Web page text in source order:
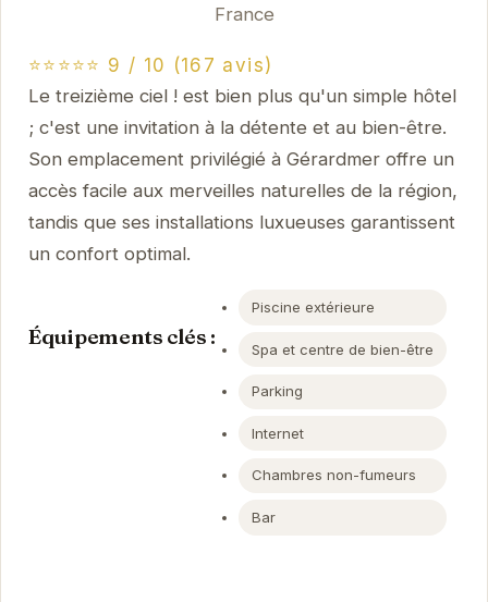
France
⭐⭐⭐⭐⭐ 9 / 10 (167 avis)
Le treizième ciel ! est bien plus qu'un simple hôtel
; c'est une invitation à la détente et au bien-être.
Son emplacement privilégié à Gérardmer offre un
accès facile aux merveilles naturelles de la région,
tandis que ses installations luxueuses garantissent
un confort optimal.
Équipements clés :
Piscine extérieure
Spa et centre de bien-être
Parking
Internet
Chambres non-fumeurs
Bar